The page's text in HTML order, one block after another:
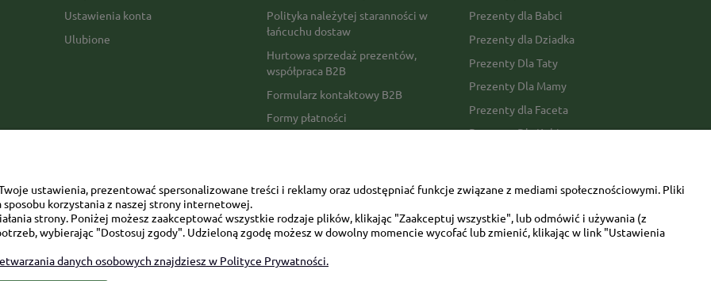
Ustawienia konta
Ulubione
Polityka należytej staranności w
łańcuchu dostaw
Hurtowa sprzedaż prezentów,
współpraca B2B
Formularz kontaktowy B2B
Formy płatności
Opinie Trustmate
Mapa kategorii
Prezenty dla Babci
Prezenty dla Dziadka
Prezenty Dla Taty
Prezenty Dla Mamy
Prezenty dla Faceta
Prezenty Dla Kobiety
ustawienia, prezentować spersonalizowane treści i reklamy oraz udostępniać funkcje związane z mediami społecznościowymi. Pliki
korzystania z naszej strony internetowej.
strony. Poniżej możesz zaakceptować wszystkie rodzaje plików, klikając "Zaakceptuj wszystkie", lub odmówić i używania (z
wybierając "Dostosuj zgody". Udzieloną zgodę możesz w dowolny momencie wycofać lub zmienić, klikając w link "Ustawienia
danych osobowych znajdziesz w Polityce Prywatności.